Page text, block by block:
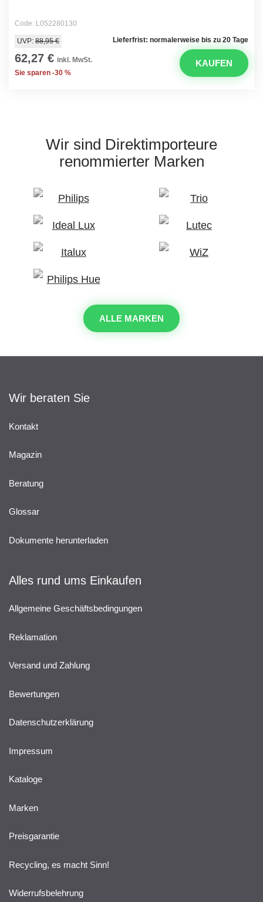
Code: L052280130
Lieferfrist: normalerweise bis zu 20 Tage
UVP: 88,95 €
62,27 € inkl. MwSt.
Sie sparen -30 %
KAUFEN
Wir sind Direktimporteure
renommierter Marken
ALLE MARKEN
Wir beraten Sie
Kontakt
Magazin
Beratung
Glossar
Dokumente herunterladen
Alles rund ums Einkaufen
Allgemeine Geschäftsbedingungen
Reklamation
Versand und Zahlung
Bewertungen
Datenschutzerklärung
Impressum
Kataloge
Marken
Preisgarantie
Recycling, es macht Sinn!
Widerrufsbelehrung